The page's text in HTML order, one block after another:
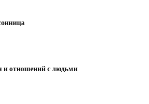
и отношений с людьми